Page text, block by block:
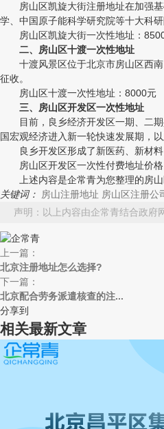
房山区凯旋大街注册地址在加强基
学、中国原子能科学研究院等十大科
房山区凯旋大街一次性地址：
二、房山区十渡一次性地址
十渡风景区位于北京市房山区西南
征收。
房山区十渡一次性地址：8000元
三、房山区开发区一次性地址
目前，良乡经济开发区一期、二期
国宏观经济进入新一轮快速发展期，
良乡开发区形成了新医药、新材料
房山区开发区一次性付费地址价格
上述内容是企常青为您整理的房山
关键词：
房山注册地址 房山区注册公
声明：以上内容由企常青结合政府
上一篇：
北京注册地址怎么选择?
下一篇：
北京配合劳务派遣核查的注...
分享到
相关最新文章